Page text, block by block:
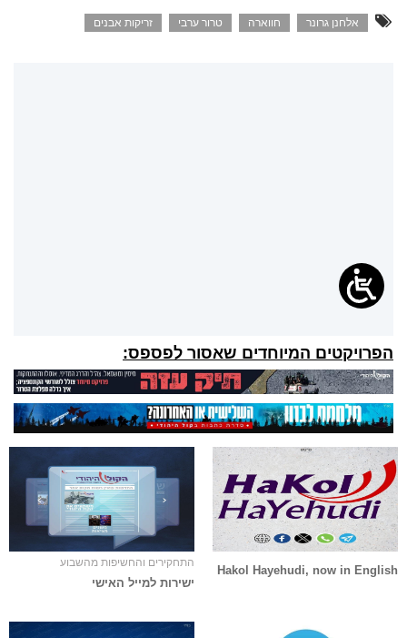
אלחנן גרונר חווארה טרור ערבי זריקות אבנים
הפרויקטים המיוחדים שאסור לפספס:
Hakol Hayehudi, now in English
התחקירים והחשיפות מהשבוע
ישירות למייל האישי